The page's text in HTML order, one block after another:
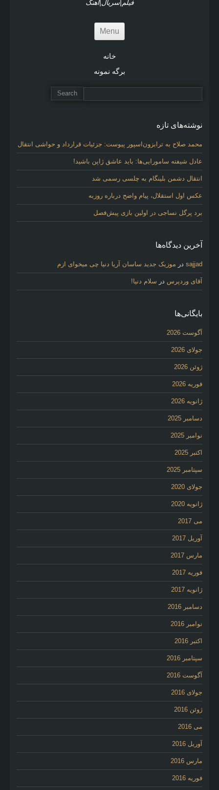
فیلم|سریال|آهنگ
Menu
خانه
برگه نمونه
نوشته‌های تازه
محمد صلاح به ترابزون‌اسپور پیوست: جزئیات قرارداد و حواشی انتقال
عادل شیفته سامورایی‌ها: باید عاشق ژاپن باشید!
انتقال دشمن بلینگام به چلسی رسمی شد
عکس اول استقلال، پیام واضح درباره روزبه
برد پرگل نساجی در اولین بازی پیش‌فصل
آخرین دیدگاه‌ها
sajjad در موزیک جدید ساسان آریا دنیا چی میخوای ازم
آقای وردپرس در سلام دنیا!
بایگانی‌ها
آگوست 2026
جولای 2026
ژوئن 2026
فوریه 2026
ژانویه 2026
دسامبر 2025
نوامبر 2025
اکتبر 2025
سپتامبر 2025
جولای 2020
ژانویه 2020
می 2017
آوریل 2017
مارس 2017
فوریه 2017
ژانویه 2017
دسامبر 2016
نوامبر 2016
اکتبر 2016
سپتامبر 2016
آگوست 2016
جولای 2016
ژوئن 2016
می 2016
آوریل 2016
مارس 2016
فوریه 2016